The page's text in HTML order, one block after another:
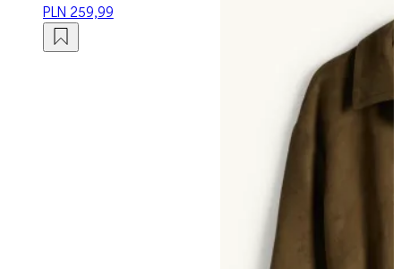
PLN 259,99